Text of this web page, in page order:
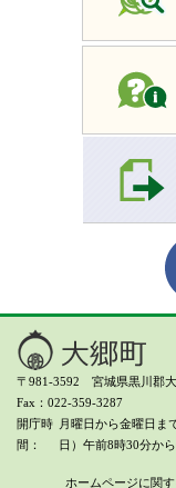
〒981-3592 宮城県黒川郡
Fax：022-359-3287
開庁時
間
月曜日から金曜日ま
日） 午前8時30分か
ホームページに関